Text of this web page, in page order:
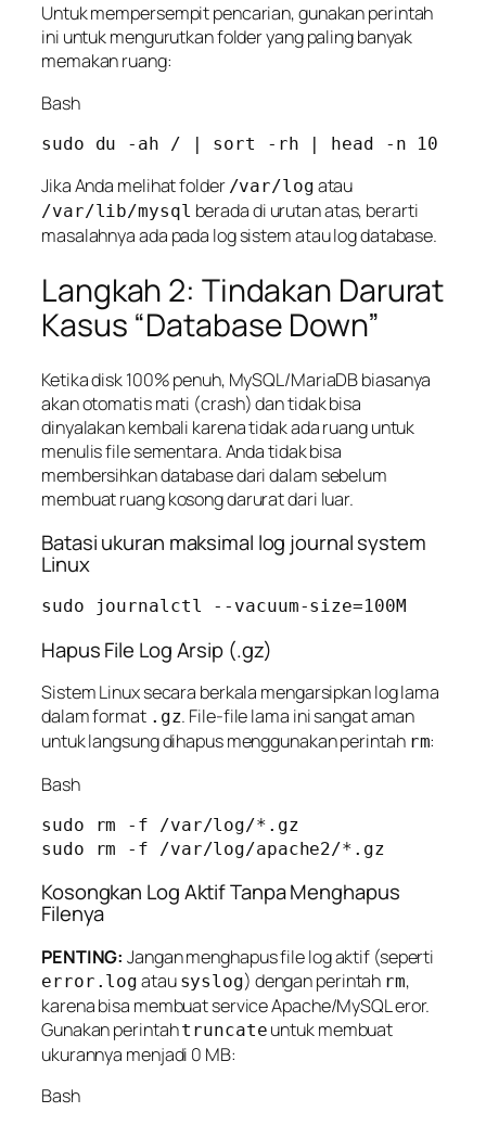
Untuk mempersempit pencarian, gunakan perintah
ini untuk mengurutkan folder yang paling banyak
memakan ruang:
Bash
Jika Anda melihat folder /var/log atau
/var/lib/mysql berada di urutan atas, berarti
masalahnya ada pada log sistem atau log database.
Langkah 2: Tindakan Darurat
Kasus “Database Down”
Ketika disk 100% penuh, MySQL/MariaDB biasanya
akan otomatis mati (crash) dan tidak bisa
dinyalakan kembali karena tidak ada ruang untuk
menulis file sementara. Anda tidak bisa
membersihkan database dari dalam sebelum
membuat ruang kosong darurat dari luar.
Batasi ukuran maksimal log journal system
Linux
sudo journalctl --vacuum-size=100M
Hapus File Log Arsip (.gz)
Sistem Linux secara berkala mengarsipkan log lama
dalam format .gz. File-file lama ini sangat aman
untuk langsung dihapus menggunakan perintah rm:
Bash
sudo rm -f /var/log/*.gz
Kosongkan Log Aktif Tanpa Menghapus
Filenya
PENTING: Jangan menghapus file log aktif (seperti
error.log atau syslog) dengan perintah rm,
karena bisa membuat service Apache/MySQL eror.
Gunakan perintahtruncate untuk membuat
ukurannya menjadi 0 MB:
Bash